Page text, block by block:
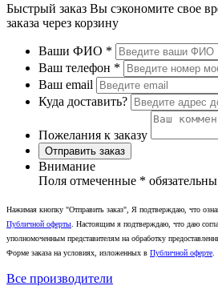
Быстрый заказ Вы сэкономите свое
заказа через корзину
Ваши ФИО *
Ваш телефон *
Ваш email
Куда доставить?
Пожелания к заказу
Отправить заказ
Внимание
Поля отмеченные *
Нажимая кнопку "Отправить заказ", Я подтверждаю, что
Публичной оферты . Настоящим я подтверждаю, что даю
уполномоченным представителям на обработку
Форме заказа на условиях, изложенных в Публичной оферте
Все производители